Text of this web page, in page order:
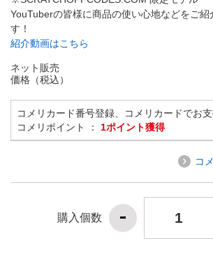
YouTuberの皆様に商品の使い心地などをご紹
す！
紹介動画はこちら
ネット販売
価格（税込）
コメリカード番号登録、コメリカードでお
コメリポイント ： 1ポイント獲得
コ
購入個数